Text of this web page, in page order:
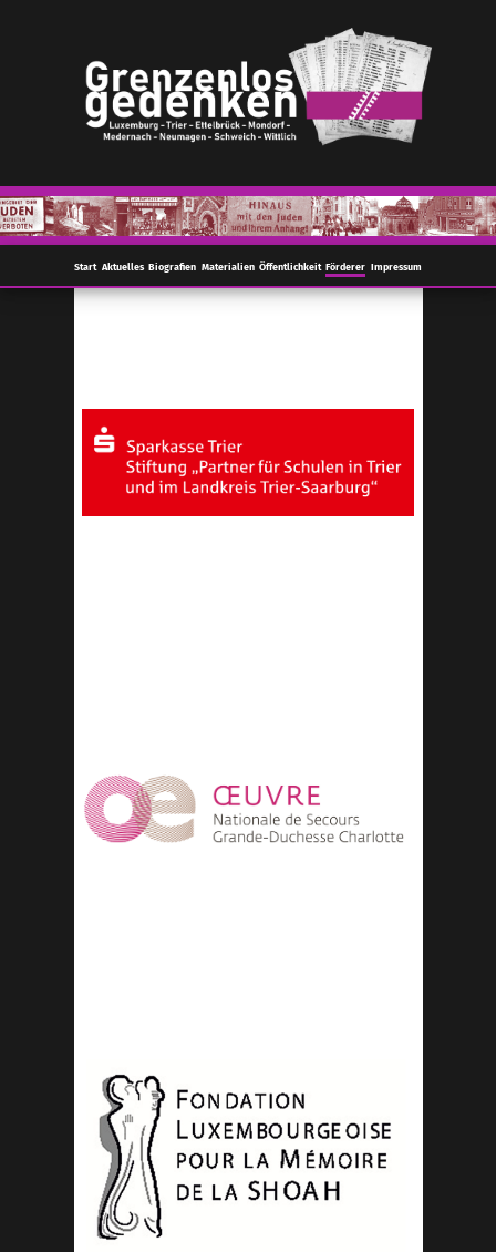
Start Aktuelles Biografien Materialien Öffentlichkeit Förderer Impressum